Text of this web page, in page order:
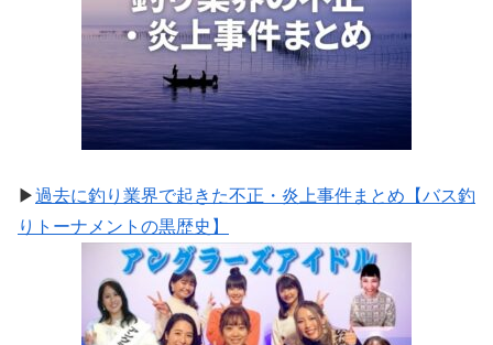
▶過去に釣り業界で起きた不正・炎上事件まとめ【バス釣
りトーナメントの黒歴史】